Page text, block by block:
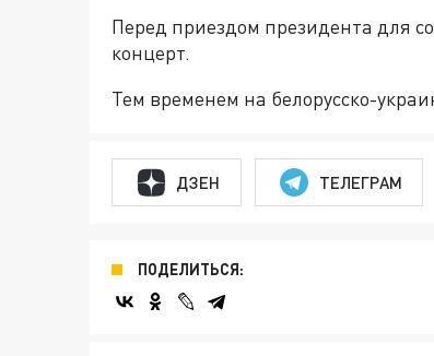
Перед приездом президента для
концерт.
Тем временем на белорусско-
ДЗЕН ТЕЛЕГРАМ
ПОДЕЛИТЬСЯ: